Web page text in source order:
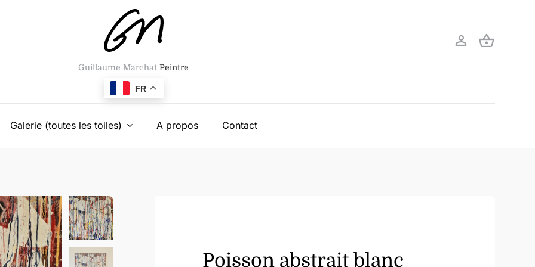
Guillaume MarchatPeintre
FR
Galerie (toutes les toiles) A propos Contact
Poisson abstrait blanc